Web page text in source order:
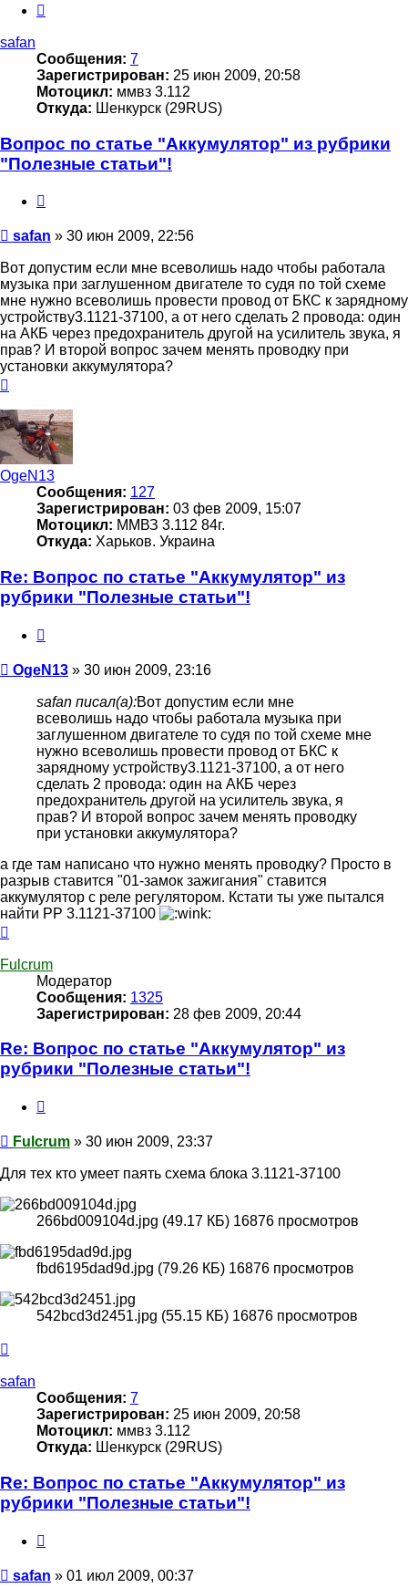
safan
Сообщения: 7
Зарегистрирован: 25 июн 2009, 20:58
Мотоцикл: ммвз 3.112
Откуда: Шенкурск (29RUS)
Вопрос по статье "Аккумулятор" из рубрики
"Полезные статьи"!
Сообщение
safan » 30 июн 2009, 22:56
Вот допустим если мне всеволишь надо чтобы работала
музыка при заглушенном двигателе то судя по той схеме
мне нужно всеволишь провести провод от БКС к зарядному
устройству3.1121-37100, а от него сделать 2 провода: один
на АКБ через предохранитель другой на усилитель звука, я
прав? И второй вопрос зачем менять проводку при
установки аккумулятора?
началу
OgeN13
Сообщения: 127
Зарегистрирован: 03 фев 2009, 15:07
Мотоцикл: ММВЗ 3.112 84г.
Откуда: Харьков. Украина
Re: Вопрос по статье "Аккумулятор" из
рубрики "Полезные статьи"!
Сообщение
OgeN13 » 30 июн 2009, 23:16
safan писал(а):Вот допустим если мне
всеволишь надо чтобы работала музыка при
заглушенном двигателе то судя по той схеме мне
нужно всеволишь провести провод от БКС к
зарядному устройству3.1121-37100, а от него
сделать 2 провода: один на АКБ через
предохранитель другой на усилитель звука, я
прав? И второй вопрос зачем менять проводку
при установки аккумулятора?
а где там написано что нужно менять проводку? Просто в
разрыв ставится "01-замок зажигания" ставится
аккумулятор с реле регулятором. Кстати ты уже пытался
найти РР 3.1121-37100
началу
Fulcrum
Модератор
Сообщения: 1325
Зарегистрирован: 28 фев 2009, 20:44
Re: Вопрос по статье "Аккумулятор" из
рубрики "Полезные статьи"!
Сообщение
Fulcrum » 30 июн 2009, 23:37
Для тех кто умеет паять схема блока 3.1121-37100
266bd009104d.jpg (49.17 КБ) 16876 просмотров
fbd6195dad9d.jpg (79.26 КБ) 16876 просмотров
542bcd3d2451.jpg (55.15 КБ) 16876 просмотров
началу
safan
Сообщения: 7
Зарегистрирован: 25 июн 2009, 20:58
Мотоцикл: ммвз 3.112
Откуда: Шенкурск (29RUS)
Re: Вопрос по статье "Аккумулятор" из
рубрики "Полезные статьи"!
Сообщение
safan » 01 июл 2009, 00:37